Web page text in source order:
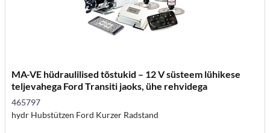
MA-VE hüdraulilised tõstukid – 12 V süsteem lühikese
teljevahega Ford Transiti jaoks, ühe rehvidega
465797
hydr Hubstützen Ford Kurzer Radstand